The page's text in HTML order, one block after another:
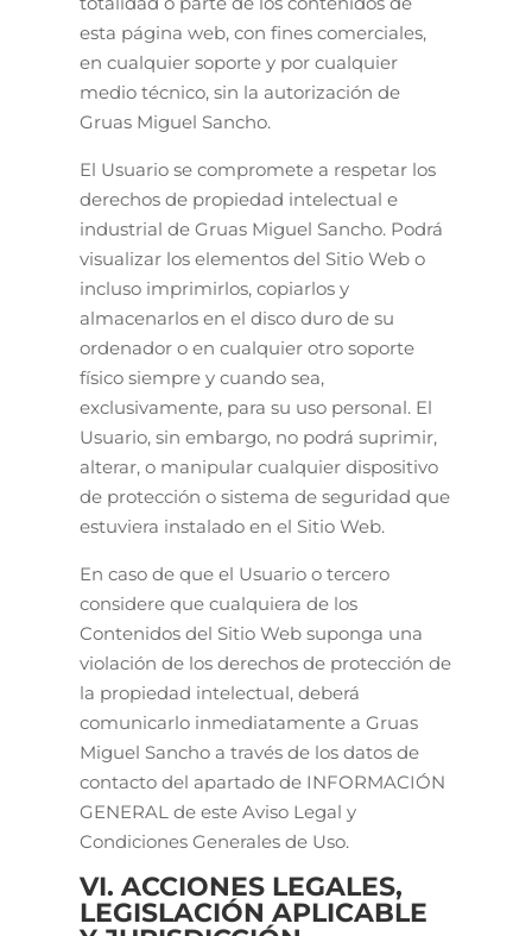
esta página web, con fines comerciales,
en cualquier soporte y por cualquier
medio técnico, sin la autorización de
Gruas Miguel Sancho.
El Usuario se compromete a respetar los
derechos de propiedad intelectual e
industrial de Gruas Miguel Sancho. Podrá
visualizar los elementos del Sitio Web o
incluso imprimirlos, copiarlos y
almacenarlos en el disco duro de su
ordenador o en cualquier otro soporte
físico siempre y cuando sea,
exclusivamente, para su uso personal. El
Usuario, sin embargo, no podrá suprimir,
alterar, o manipular cualquier dispositivo
de protección o sistema de seguridad que
estuviera instalado en el Sitio Web.
En caso de que el Usuario o tercero
considere que cualquiera de los
Contenidos del Sitio Web suponga una
violación de los derechos de protección de
la propiedad intelectual, deberá
comunicarlo inmediatamente a Gruas
Miguel Sancho a través de los datos de
contacto del apartado de INFORMACIÓN
GENERAL de este Aviso Legal y
Condiciones Generales de Uso.
VI. ACCIONES LEGALES,
LEGISLACIÓN APLICABLE